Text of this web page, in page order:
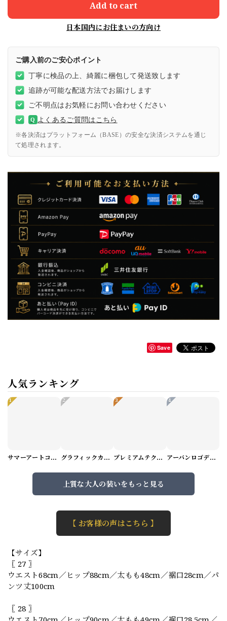
Add to cart
日本国内にお住まいの方向け
ご購入前のご安心ポイント
丁寧に検品の上、綺麗に梱包して発送致します
追跡が可能な配送方法でお届けします
ご不明点はお気軽にお問い合わせください
Q よくあるご質問はこちら
※各決済はプラットフォーム（BASE）の安全な決済システムを通じ
て処理されます。
Save
人気ランキング
1
サマーアートコーデセット（5パターン） M1048
2
グラフィックカーゴショートパンツ M1029
3
プレミアムテクスチャーニット（4color） M0971
4
アーバンロゴデザインTシャツ（3color） M0984
上質な大人の装いをもっと見る
【 お客様の声はこちら 】
【サイズ】
〖 27 〗
ウエスト68cm／ヒップ88cm／太もも48cm／裾口28cm／パ
ンツ丈100cm
〖 28 〗